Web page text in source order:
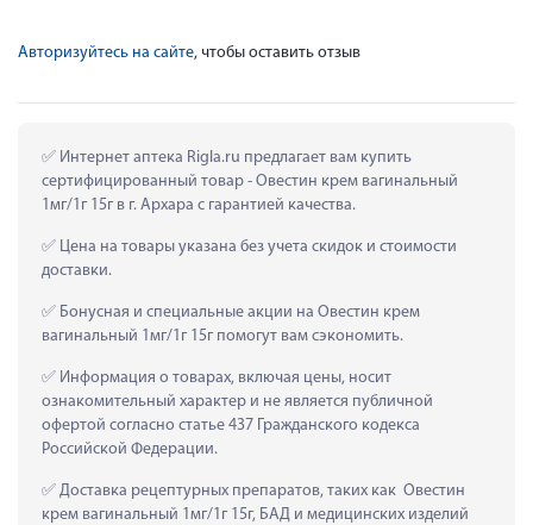
Авторизуйтесь на сайте, чтобы оставить отзыв
Интернет аптека Rigla.ru предлагает вам купить
сертифицированный товар - Овестин крем вагинальный
1мг/1г 15г в г. Архара с гарантией качества.
Цена на товары указана без учета скидок и стоимости
доставки.
Бонусная и специальные акции на Овестин крем
вагинальный 1мг/1г 15г помогут вам сэкономить.
Информация о товарах, включая цены, носит
ознакомительный характер и не является публичной
офертой согласно статье 437 Гражданского кодекса
Российской Федерации.
Доставка рецептурных препаратов, таких как  Овестин
крем вагинальный 1мг/1г 15г, БАД и медицинских изделий